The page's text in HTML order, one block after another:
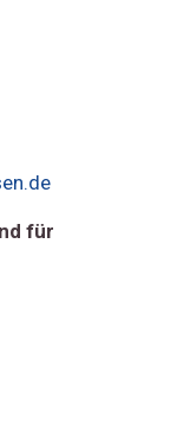
für